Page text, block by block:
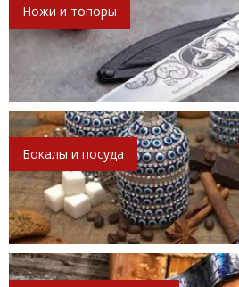
Ножи и топоры
Бокалы и посуда